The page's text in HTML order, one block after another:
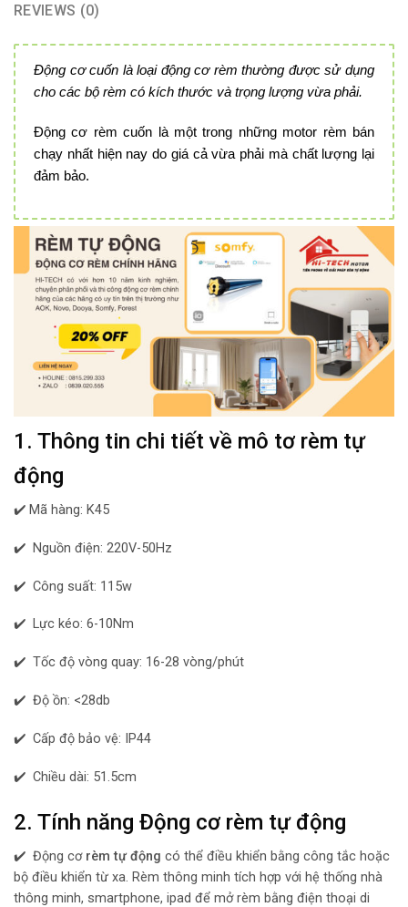
REVIEWS (0)
Động cơ cuốn là loại động cơ rèm thường được sử dụng
cho các bộ rèm có kích thước và trọng lượng vừa phải.
Động cơ rèm cuốn là một trong những motor rèm bán
chạy nhất hiện nay do giá cả vừa phải mà chất lượng lại
đảm bảo.
1. Thông tin chi tiết về mô tơ rèm tự
động
✔️ Mã hàng: K45
✔️ Nguồn điện: 220V-50Hz
✔️ Công suất: 115w
✔️ Lực kéo: 6-10Nm
✔️ Tốc độ vòng quay: 16-28 vòng/phút
✔️ Độ ồn: <28db
✔️ Cấp độ bảo vệ: IP44
✔️ Chiều dài: 51.5cm
2. Tính năng Động cơ rèm tự động
✔️ Động cơ rèm tự động có thể điều khiển bằng công tắc hoặc
bộ điều khiển từ xa. Rèm thông minh tích hợp với hệ thống nhà
thông minh, smartphone, ipad để mở rèm bằng điện thoại di